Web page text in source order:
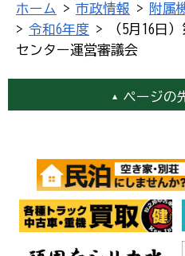
ホーム > 市政情報 > 附属
> 令和6年度 > （5月16日
センター運営審議会
ページの